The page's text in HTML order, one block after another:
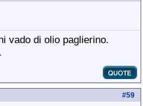
vado di olio paglierino.
#59